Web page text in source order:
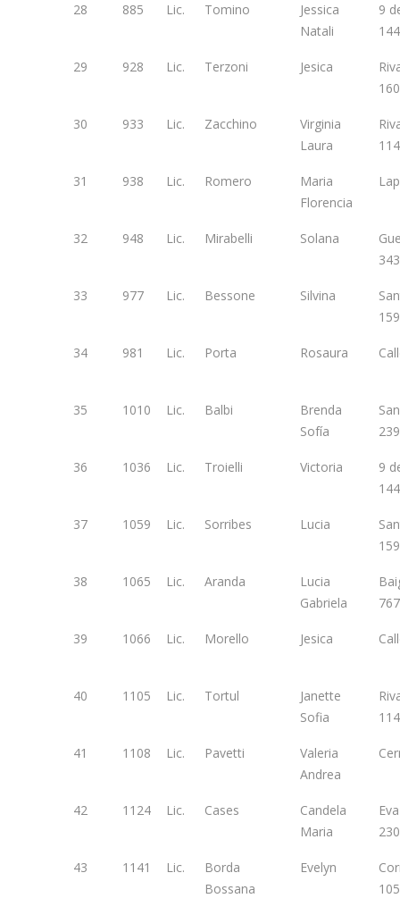
28 885 Lic. Tomino
Jessica
Natali
9
144
29 928 Lic. Terzoni Jesica
160
30 933 Lic. Zacchino
Virginia
Laura
31 938 Lic. Romero
Maria
Florencia
32 948 Lic. Mirabelli Solana
33 977 Lic. Bessone Silvina
34 981 Lic. Porta Rosaura
35 1010 Lic. Balbi
Brenda
Sofía
36 1036 Lic. Troielli Victoria
9
144
37 1059 Lic. Sorribes Lucia
38 1065 Lic. Aranda
Lucia
Gabriela
767
39 1066 Lic. Morello Jesica
40 1105 Lic. Tortul
Janette
Sofia
41 1108 Lic. Pavetti
Valeria
Andrea
42 1124 Lic. Cases
Candela
Maria
230
43 1141 Lic.
Borda
Bossana
Evelyn